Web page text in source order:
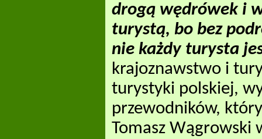
drogą wędrówek i
turystą, bo bez
nie każdy turysta
krajoznawstwo i
turystyki polskiej,
przewodników,
Tomasz Wągrowski